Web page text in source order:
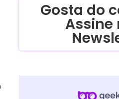
Gosta do
Assine